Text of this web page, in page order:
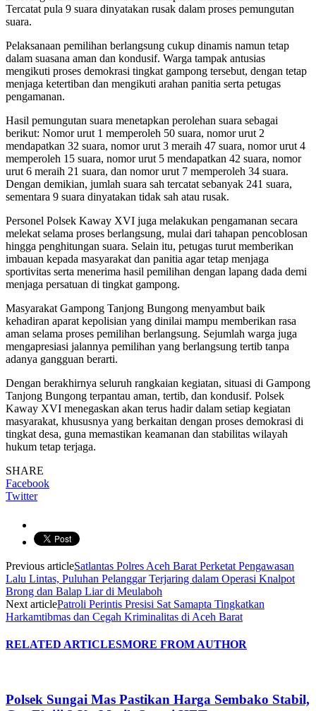
Tercatat pula 9 suara dinyatakan rusak dalam proses pemungutan
suara.
Pelaksanaan pemilihan berlangsung cukup dinamis namun tetap
dalam suasana aman dan kondusif. Warga tampak antusias
mengikuti proses demokrasi tingkat gampong tersebut, dengan tetap
menjaga ketertiban dan mengikuti arahan panitia serta petugas
pengamanan.
Hasil pemungutan suara menetapkan perolehan suara sebagai
berikut: Nomor urut 1 memperoleh 50 suara, nomor urut 2
mendapatkan 32 suara, nomor urut 3 meraih 47 suara, nomor urut 4
memperoleh 15 suara, nomor urut 5 mendapatkan 42 suara, nomor
urut 6 meraih 21 suara, dan nomor urut 7 memperoleh 34 suara.
Dengan demikian, jumlah suara sah tercatat sebanyak 241 suara,
sementara 9 suara dinyatakan tidak sah atau rusak.
Personel Polsek Kaway XVI juga melakukan pengamanan secara
melekat selama proses berlangsung, mulai dari tahapan pencoblosan
hingga penghitungan suara. Selain itu, petugas turut memberikan
imbauan kepada masyarakat dan panitia agar tetap menjaga
sportivitas serta menerima hasil pemilihan dengan lapang dada demi
menjaga persatuan di tingkat gampong.
Masyarakat Gampong Tanjong Bungong menyambut baik
kehadiran aparat kepolisian yang dinilai mampu memberikan rasa
aman selama proses pemilihan berlangsung. Sejumlah warga juga
mengapresiasi jalannya pemilihan yang berlangsung tertib tanpa
adanya gangguan berarti.
Dengan berakhirnya seluruh rangkaian kegiatan, situasi di Gampong
Tanjong Bungong terpantau aman, tertib, dan kondusif. Polsek
Kaway XVI menegaskan akan terus hadir dalam setiap kegiatan
masyarakat, khususnya yang berkaitan dengan proses demokrasi di
tingkat desa, guna memastikan keamanan dan stabilitas wilayah
hukum tetap terjaga.
SHARE
Facebook
Twitter
Previous articleSatlantas Polres Aceh Barat Perketat Pengawasan
Lalu Lintas, Puluhan Pelanggar Terjaring dalam Operasi Knalpot
Brong dan Balap Liar di Meulaboh
Next articlePatroli Perintis Presisi Sat Samapta Tingkatkan
Harkamtibmas dan Cegah Kriminalitas di Aceh Barat
RELATED ARTICLESMORE FROM AUTHOR
Polsek Sungai Mas Pastikan Harga Sembako Stabil,